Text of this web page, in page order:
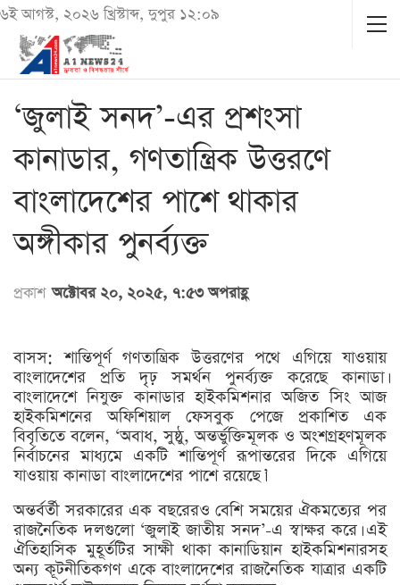
৬ই আগস্ট, ২০২৬ খ্রিস্টাব্দ, দুপুর ১২:০৯
‘জুলাই সনদ’-এর প্রশংসা
কানাডার, গণতান্ত্রিক উত্তরণে
বাংলাদেশের পাশে থাকার
অঙ্গীকার পুনর্ব্যক্ত
প্রকাশ অক্টোবর ২০, ২০২৫, ৭:৫৩ অপরাহ্ণ
বাসস: শান্তিপূর্ণ গণতান্ত্রিক উত্তরণের পথে এগিয়ে যাওয়ায়
বাংলাদেশের প্রতি দৃঢ় সমর্থন পুনর্ব্যক্ত করেছে কানাডা।
বাংলাদেশে নিযুক্ত কানাডার হাইকমিশনার অজিত সিং আজ
হাইকমিশনের অফিশিয়াল ফেসবুক পেজে প্রকাশিত এক
বিবৃতিতে বলেন, ‘অবাধ, সুষ্ঠু, অন্তর্ভুক্তিমূলক ও অংশগ্রহণমূলক
নির্বাচনের মাধ্যমে একটি শান্তিপূর্ণ রূপান্তরের দিকে এগিয়ে
যাওয়ায় কানাডা বাংলাদেশের পাশে রয়েছে।’
অন্তর্বর্তী সরকারের এক বছরেরও বেশি সময়ের ঐকমত্যের পর
রাজনৈতিক দলগুলো ‘জুলাই জাতীয় সনদ’-এ স্বাক্ষর করে। এই
ঐতিহাসিক মুহূর্তটির সাক্ষী থাকা কানাডিয়ান হাইকমিশনারসহ
অন্য কূটনীতিকগণ একে বাংলাদেশের রাজনৈতিক যাত্রার একটি